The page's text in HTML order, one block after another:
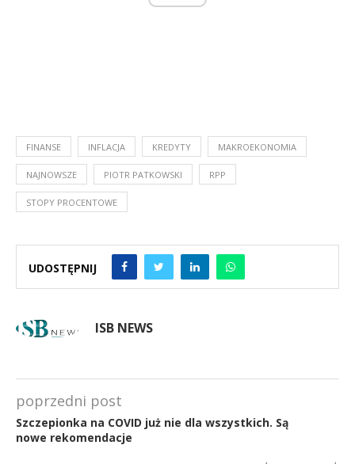
FINANSE INFLACJA KREDYTY MAKROEKONOMIA
NAJNOWSZE PIOTR PATKOWSKI RPP
STOPY PROCENTOWE
UDOSTĘPNIJ
ISB NEWS
poprzedni post
Szczepionka na COVID już nie dla wszystkich. Są
nowe rekomendacje